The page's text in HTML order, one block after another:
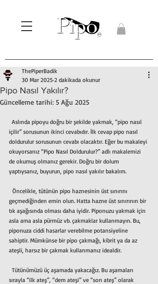
Pipo Nasıl Yakılır?
ThePiperBadik
30 Mar 2025 2 dakikada okunur
Güncelleme tarihi: 5 Ağu 2025
içilir” sorusunun ikinci cevabıdır. İlk cevap pipo nasıl
doldurulur sorusunun cevabı olacaktır. Eğer bu makaleyi
okuyorsanız “Pipo Nasıl Doldurulur?” adlı makalemizi
de okumuş olmanız gerekir. Doğru bir dolum
yaptıysanız, buyurun, pipo nasıl yakılır bakalım.
Öncelikle, tütünün pipo haznesinin üst sınırını
geçmediğinden emin olun. Hatta hazne üst sınırının bir
tık aşağısında olması daha iyidir. Piponuzu yakmak için
asla ama asla pürmüz vb. çakmaklar kullanmayın. Bu,
piponuza ciddi hasarlar verebilme potansiyeline
sahiptir. Mümkünse bir pipo çakmağı, kibrit ya da az
ateşli, harsız bir çakmak kullanmanız idealdir.
sırayla “ilk ateş”, “dem ateşi” ve “son ateş” olarak